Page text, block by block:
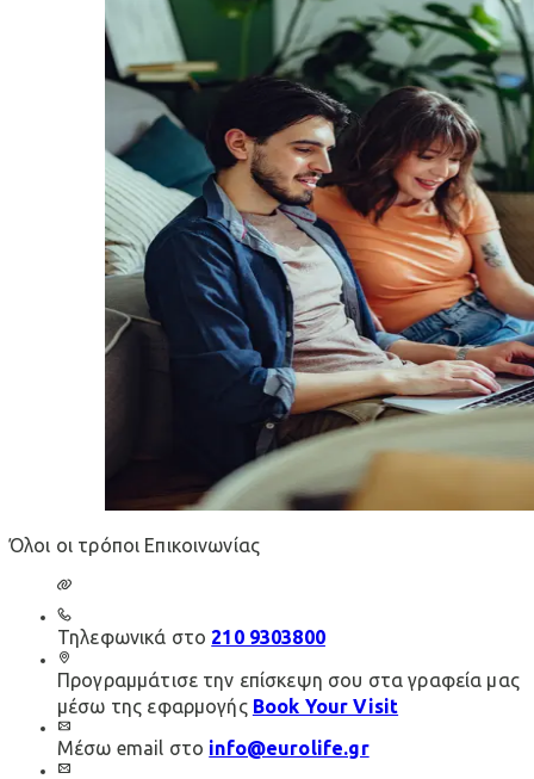
Όλοι οι τρόποι Επικοινωνίας
Τηλεφωνικά στο 210 9303800
Προγραμμάτισε την επίσκεψη σου στα γραφεία μας
μέσω της εφαρμογής Book Your Visit
Μέσω email στο info@eurolife.gr